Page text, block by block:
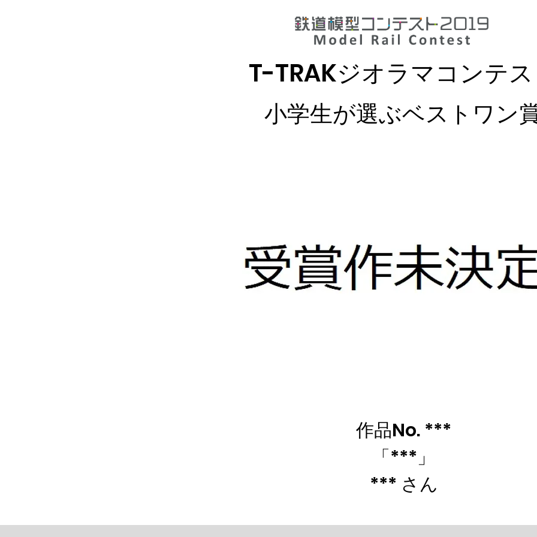
T-TRAKジオラマコンテ
小学生が選ぶベストワン
作品No. ***
「***」
*** さん